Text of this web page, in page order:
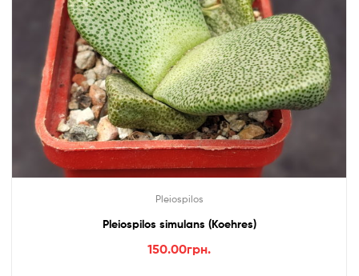
Pleiospilos
Pleiospilos simulans (Koehres)
150.00грн.